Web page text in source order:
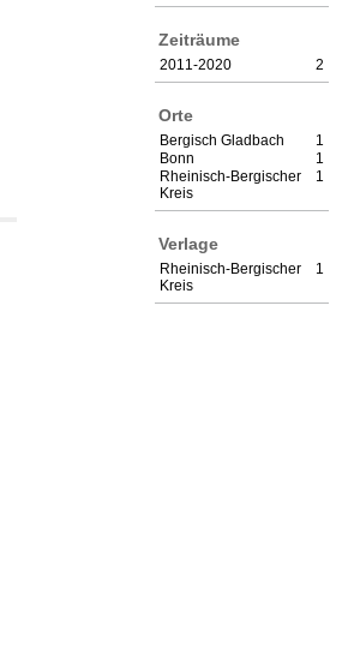
Zeiträume
2
2011-2020
Orte
1
Bergisch Gladbach
1
Bonn
1
Rheinisch-Bergischer
Kreis
Verlage
1
Rheinisch-Bergischer
Kreis